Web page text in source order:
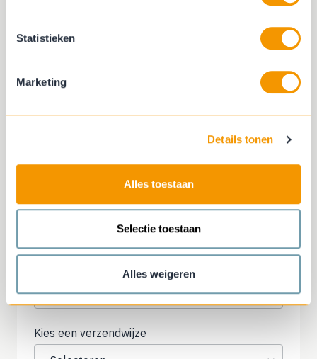
Statistieken
Marketing
Details tonen
Alles toestaan
Selectie toestaan
Alles weigeren
required)
Kies een verzendwijze